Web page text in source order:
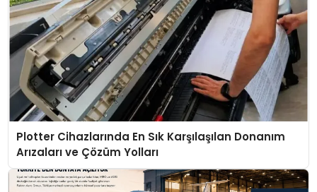
Plotter Cihazlarında En Sık Karşılaşılan Donanım
Arızaları ve Çözüm Yolları